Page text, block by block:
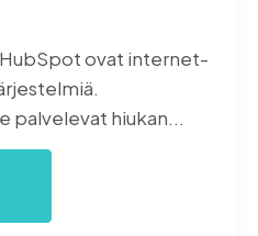
ovat internet-
palvelevat hiukan...